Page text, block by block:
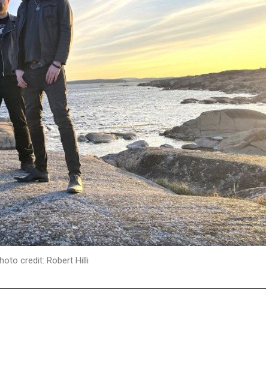
credit: Robert Hilli